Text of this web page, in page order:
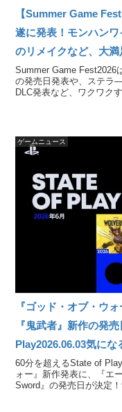
【Summer Game
遂に発表！モンハン
のリメイクなど、大満
Summer Game Fest2026
の発売日発表や、ステラ
DLC発表など、ワクワク
ゲームニュース
『ゴッド・オブ・ウ
『鬼武者』新作の発
Play2026.06.03気にな
60分を超えるState of
ォー』新作発表に、『エ
Sword』の発売日が決定